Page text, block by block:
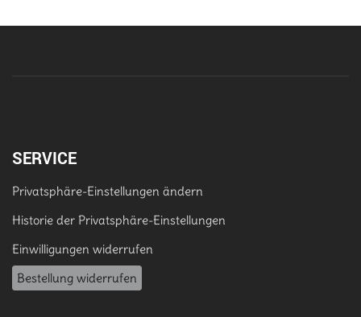
SERVICE
Privatsphäre-Einstellungen ändern
Historie der Privatsphäre-Einstellungen
Einwilligungen widerrufen
Bestellung widerrufen